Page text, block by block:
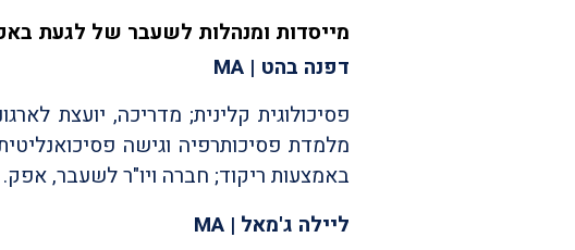
מייסדות ומנהלות לשעבר של לגעת
דפנה בהט | MA
פסיכולוגית קלינית; מדריכה, יועצת
מלמדת פסיכותרפיה וגישה
באמצעות ריקוד; חברה ויו"ר לשעבר, אפק.
ליילה ג'מאל | MA